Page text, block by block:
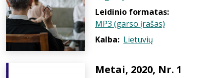
Leidinio formatas:
MP3 (garso įrašas)
Kalba: Lietuvių
Metai, 2020, Nr. 1